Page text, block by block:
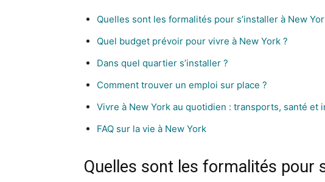
Quelles sont les formalités pour s’installer à New
Quel budget prévoir pour vivre à New York ?
Dans quel quartier s’installer ?
Comment trouver un emploi sur place ?
Vivre à New York au quotidien : transports, santé et
FAQ sur la vie à New York
Quelles sont les formalités pour